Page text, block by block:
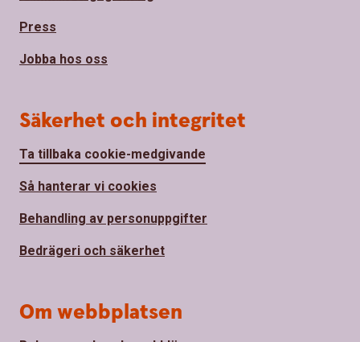
Press
Jobba hos oss
Säkerhet och integritet
Ta tillbaka cookie-medgivande
Så hanterar vi cookies
Behandling av personuppgifter
Bedrägeri och säkerhet
Om webbplatsen